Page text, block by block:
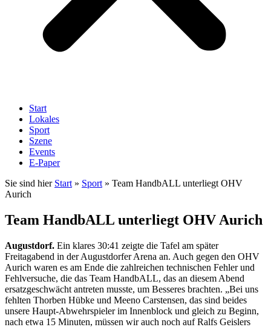
Start
Lokales
Sport
Szene
Events
E-Paper
Sie sind hier Start » Sport » Team HandbALL unterliegt OHV
Aurich
Team HandbALL unterliegt OHV Aurich
Augustdorf. Ein klares 30:41 zeigte die Tafel am später
Freitagabend in der Augustdorfer Arena an. Auch gegen den OHV
Aurich waren es am Ende die zahlreichen technischen Fehler und
Fehlversuche, die das Team HandbALL, das an diesem Abend
ersatzgeschwächt antreten musste, um Besseres brachten. „Bei uns
fehlten Thorben Hübke und Meeno Carstensen, das sind beides
unsere Haupt-Abwehrspieler im Innenblock und gleich zu Beginn,
nach etwa 15 Minuten, müssen wir auch noch auf Ralfs Geislers